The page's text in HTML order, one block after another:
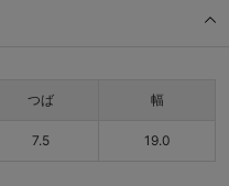
つば 幅
7.5 19.0